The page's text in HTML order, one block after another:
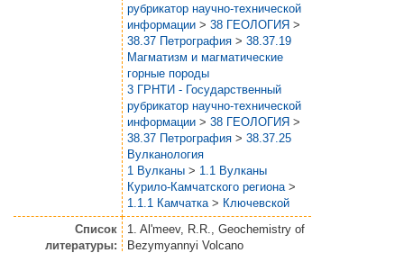
рубрикатор научно-технической
информации > 38 ГЕОЛОГИЯ >
38.37 Петрография > 38.37.19
Магматизм и магматические
горные породы
3 ГРНТИ - Государственный
рубрикатор научно-технической
информации > 38 ГЕОЛОГИЯ >
38.37 Петрография > 38.37.25
Вулканология
1 Вулканы > 1.1 Вулканы
Курило-Камчатского региона >
1.1.1 Камчатка > Ключевской
Список
литературы:
1. Al'meev, R.R., Geochemistry of
Bezymyannyi Volcano